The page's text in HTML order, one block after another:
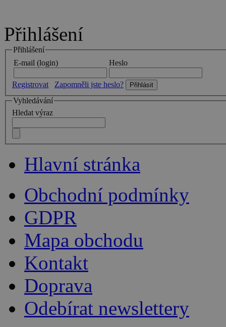
Přihlášení
Přihlášení
E-mail (login)
Heslo
Registrovat
Zapomněli jste heslo?
Vyhledávání
Hledat výraz
Hlavní stránka
Obchodní podmínky
GDPR
Mapa obchodu
Kontakt
Doprava
Odebírat newslettery